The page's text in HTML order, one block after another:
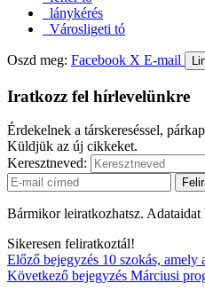
lánykérés
Városligeti tó
Oszd meg: Facebook X E-mail
Iratkozz fel hírlevelünkre
Érdekelnek a társkereséssel,
Küldjük az új cikkeket.
Keresztneved:
Bármikor leiratkozhatsz. Adataidat
Sikeresen feliratkoztál!
Előző bejegyzés 10 szokás, amely
Következő bejegyzés Márciusi